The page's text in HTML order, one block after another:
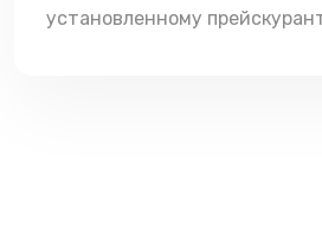
установленному